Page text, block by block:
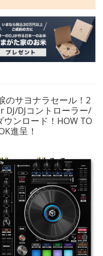
のサヨナラセール！2
DJ/DJコントローラー/
ンロード！HOW TO
進呈！